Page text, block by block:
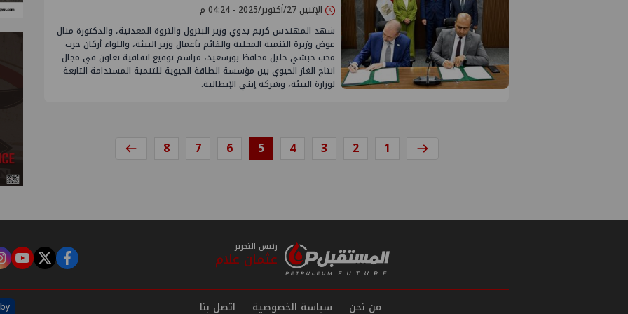
الإثنين 27/أكتوبر/2025 - 04:24 م
شهد المهندس كريم بدوي وزير البترول والثروة المعدنية، والدكتورة منال
عوض وزيرة التنمية المحلية والقائم بأعمال وزير البيئة، واللواء أركان حرب
محب حبشي خليل محافظ بورسعيد، مراسم توقيع اتفاقية تعاون في مجال
انتاج الغاز الحيوي بين مؤسسة الطاقة الحيوية للتنمية المستدامة التابعة
لوزارة البيئة، وشركة إيني الإيطالية.
1
2
3
4
5
6
7
8
رئيس التحرير
عثمان علام facebook
twitter
من نحن سياسة الخصوصية اتصل بنا